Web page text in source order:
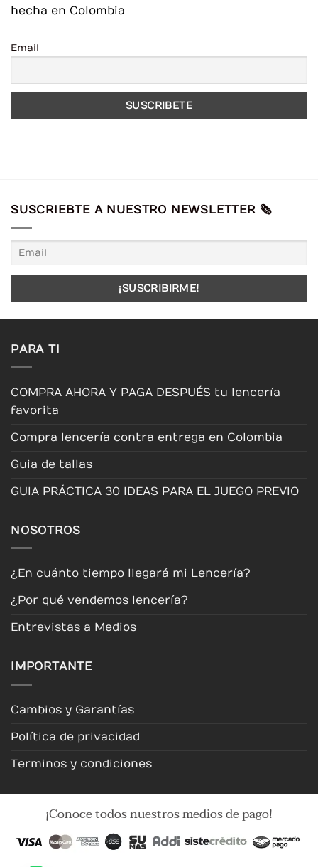
hecha en Colombia
Email
SUSCRIEBTE A NUESTRO NEWSLETTER 🗞️
PARA TI
COMPRA AHORA Y PAGA DESPUÉS tu lencería
favorita
Compra lencería contra entrega en Colombia
Guia de tallas
GUIA PRÁCTICA 30 IDEAS PARA EL JUEGO PREVIO
NOSOTROS
¿En cuánto tiempo llegará mi Lencería?
¿Por qué vendemos lencería?
Entrevistas a Medios
IMPORTANTE
Cambios y Garantías
Política de privacidad
Terminos y condiciones
¡Conoce todos nuestros medios de pago!